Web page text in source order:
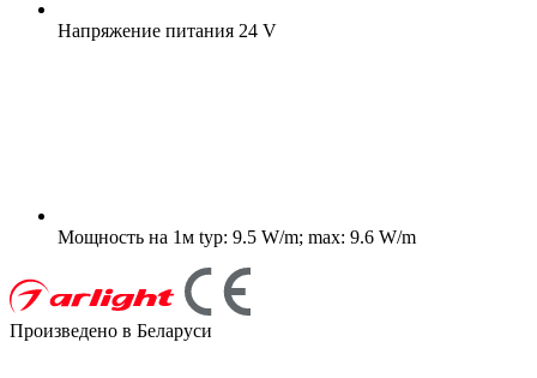
Напряжение питания 24 V
Мощность на 1м typ: 9.5 W/m; max: 9.6 W/m
Произведено в Беларуси